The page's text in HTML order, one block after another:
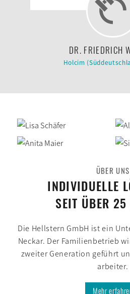
DR. FRIEDRICH
Holcim
ÜBER UNS
INDIVIDUELLE
SEIT ÜBER 25
Die Hell­stern GmbH ist ein
Neckar. Der Familien­betrieb
zweiter Generation geführt
arbeiter.
Mehr